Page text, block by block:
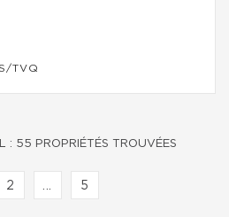
TVQ
2 ... 5
: 55 PROPRIÉTÉS TROUVÉES